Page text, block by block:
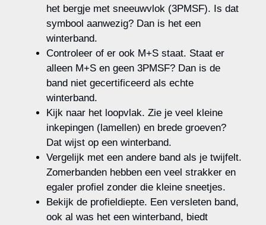
het bergje met sneeuwvlok (3PMSF). Is dat
symbool aanwezig? Dan is het een
winterband.
Controleer of er ook M+S staat. Staat er
alleen M+S en geen 3PMSF? Dan is de
band niet gecertificeerd als echte
winterband.
Kijk naar het loopvlak. Zie je veel kleine
inkepingen (lamellen) en brede groeven?
Dat wijst op een winterband.
Vergelijk met een andere band als je twijfelt.
Zomerbanden hebben een veel strakker en
egaler profiel zonder die kleine sneetjes.
Bekijk de profieldiepte. Een versleten band,
ook al was het een winterband, biedt